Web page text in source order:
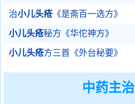
治小儿头疮《是斋百一选方》
小儿头疮秘方《华佗神方》
小儿头疮方三首《外台秘要》
中药主治